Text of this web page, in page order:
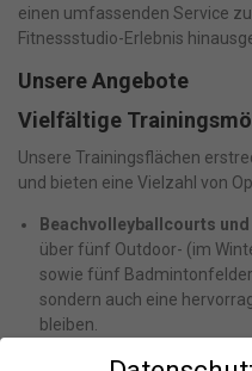
einen umfassenden Service
Fitnessstudio-Erlebnis
Unsere Angebote
Vielfältige
Unsere Trainingsflächen
und bieten eine Vielzahl von
Beachvolleyballcourts
über fünf Outdoor- (im
sowie fünf
sondern auch eine
bleiben.